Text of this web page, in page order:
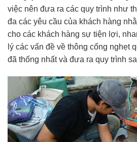
việc nên đưa ra các quy trình như
đa các yêu cầu của khách hàng
cho các khách hàng sự tiện lợi,
lý các vấn đề về thông cống nghẹt
đã thống nhất và đưa ra quy trình